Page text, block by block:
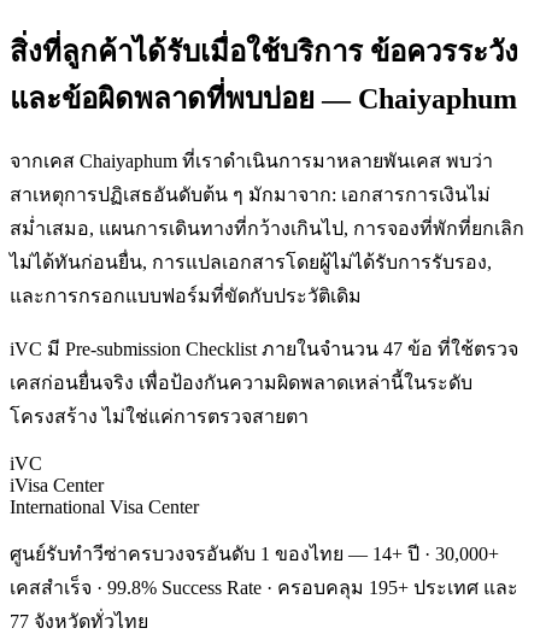
สิ่งที่ลูกค้าได้รับเมื่อใช้บริการ ข้อควรระวัง
และข้อผิดพลาดที่พบบ่อย — Chaiyaphum
จากเคส Chaiyaphum ที่เราดำเนินการมาหลายพันเคส พบว่า
สาเหตุการปฏิเสธอันดับต้น ๆ มักมาจาก: เอกสารการเงินไม่
สม่ำเสมอ, แผนการเดินทางที่กว้างเกินไป, การจองที่พักที่ยกเลิก
ไม่ได้ทันก่อนยื่น, การแปลเอกสารโดยผู้ไม่ได้รับการรับรอง,
และการกรอกแบบฟอร์มที่ขัดกับประวัติเดิม
iVC มี Pre-submission Checklist ภายในจำนวน 47 ข้อ ที่ใช้ตรวจ
เคสก่อนยื่นจริง เพื่อป้องกันความผิดพลาดเหล่านี้ในระดับ
โครงสร้าง ไม่ใช่แค่การตรวจสายตา
iVC
iVisa Center
International Visa Center
ศูนย์รับทำวีซ่าครบวงจรอันดับ 1 ของไทย — 14+ ปี · 30,000+
เคสสำเร็จ · 99.8% Success Rate · ครอบคลุม 195+ ประเทศ และ
77 จังหวัดทั่วไทย